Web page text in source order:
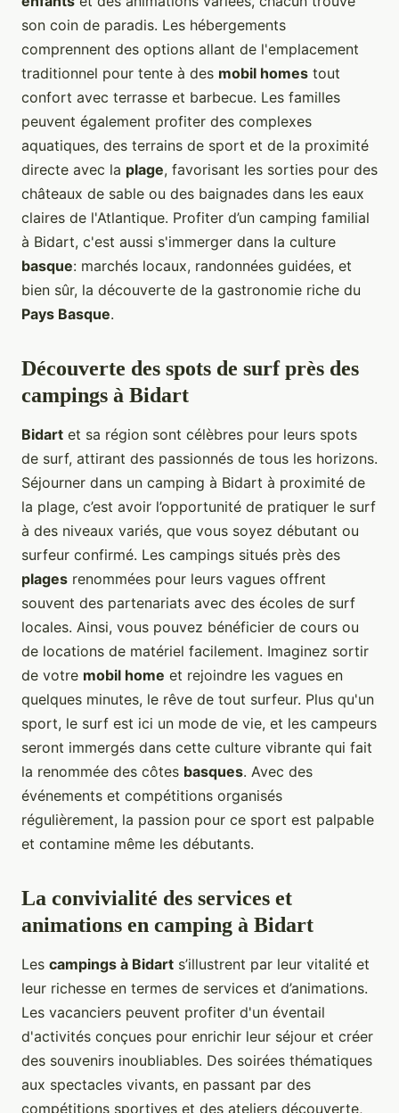
son coin de paradis. Les hébergements
comprennent des options allant de l'emplacement
traditionnel pour tente à des mobil homes tout
confort avec terrasse et barbecue. Les familles
peuvent également profiter des complexes
aquatiques, des terrains de sport et de la proximité
directe avec la plage, favorisant les sorties pour des
châteaux de sable ou des baignades dans les eaux
claires de l'Atlantique. Profiter d’un camping familial
à Bidart, c'est aussi s'immerger dans la culture
basque: marchés locaux, randonnées guidées, et
bien sûr, la découverte de la gastronomie riche du
Pays Basque.
Découverte des spots de surf près des
campings à Bidart
Bidart et sa région sont célèbres pour leurs spots
de surf, attirant des passionnés de tous les horizons.
Séjourner dans un camping à Bidart à proximité de
la plage, c’est avoir l’opportunité de pratiquer le surf
à des niveaux variés, que vous soyez débutant ou
surfeur confirmé. Les campings situés près des
plages renommées pour leurs vagues offrent
souvent des partenariats avec des écoles de surf
locales. Ainsi, vous pouvez bénéficier de cours ou
de locations de matériel facilement. Imaginez sortir
de votre mobil home et rejoindre les vagues en
quelques minutes, le rêve de tout surfeur. Plus qu'un
sport, le surf est ici un mode de vie, et les campeurs
seront immergés dans cette culture vibrante qui fait
la renommée des côtes basques. Avec des
événements et compétitions organisés
régulièrement, la passion pour ce sport est palpable
et contamine même les débutants.
La convivialité des services et
animations en camping à Bidart
Les campings à Bidart s’illustrent par leur vitalité et
leur richesse en termes de services et d’animations.
Les vacanciers peuvent profiter d'un éventail
d'activités conçues pour enrichir leur séjour et créer
des souvenirs inoubliables. Des soirées thématiques
aux spectacles vivants, en passant par des
compétitions sportives et des ateliers découverte,